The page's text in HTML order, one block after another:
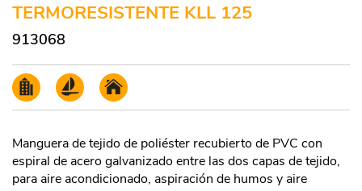
TERMORESISTENTE KLL 125
913068
Manguera de tejido de poliéster recubierto de PVC con
espiral de acero galvanizado entre las dos capas de tejido,
para aire acondicionado, aspiración de humos y aire